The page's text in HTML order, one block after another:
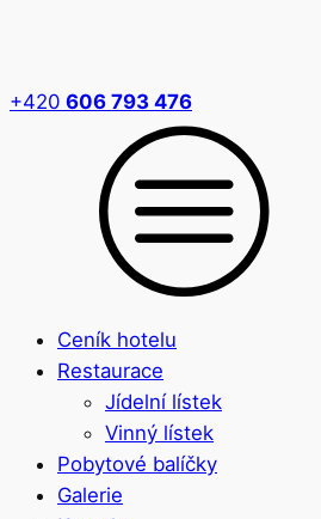
+420 606 793 476
Ceník hotelu
Restaurace
Jídelní lístek
Vinný lístek
Pobytové balíčky
Galerie